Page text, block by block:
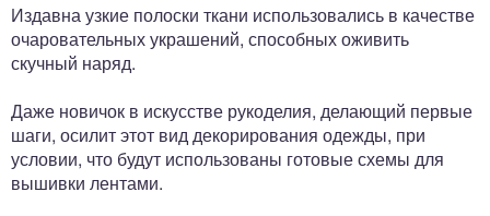
Издавна узкие полоски ткани использовались в качестве
очаровательных украшений, способных оживить
скучный наряд.
Даже новичок в искусстве рукоделия, делающий первые
шаги, осилит этот вид декорирования одежды, при
условии, что будут использованы готовые схемы для
вышивки лентами.